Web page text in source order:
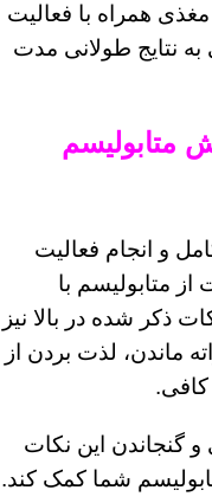
همراه با فعالیت
نتایج طولانی ‌مدت
متابولیسم
و انجام فعالیت
از متابولیسم با
ذکر شده در بالا نیز
ماندن، لذت بردن از
کافی.
گنجاندن این نکات
شما کمک کند.